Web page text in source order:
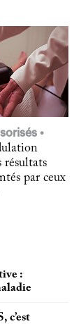
résultats
par ceux
:
c’est